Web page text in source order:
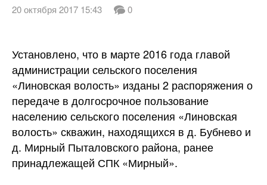
20 октября 2017 15:43 0
Установлено, что в марте 2016 года главой
администрации сельского поселения
«Линовская волость» изданы 2 распоряжения о
передаче в долгосрочное пользование
населению сельского поселения «Линовская
волость» скважин, находящихся в д. Бубнево и
д. Мирный Пыталовского района, ранее
принадлежащей СПК «Мирный».